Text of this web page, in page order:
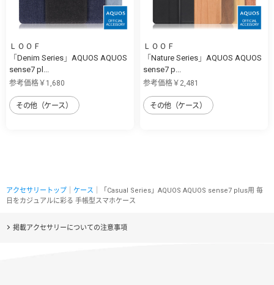
ＬＯＯＦ
「Denim Series」AQUOS AQUOS
sense7 pl...
参考価格￥1,680
その他（ケース）
ＬＯＯＦ
「Nature Series」AQUOS AQUOS
sense7 p...
参考価格￥2,481
その他（ケース）
アクセサリートップ ケース ｜「Casual Series」AQUOS AQUOS sense7 plus用 毎
日をカジュアルに彩る 手帳型スマホケース
掲載アクセサリーについての注意事項